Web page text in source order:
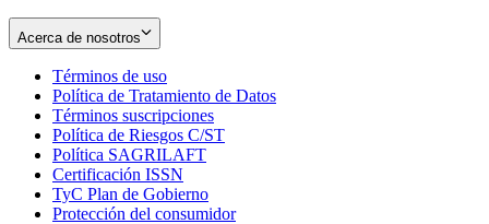
Acerca de nosotros
Términos de uso
in
new
window
Política de Tratamiento de Datos
Términos suscripciones
in
Política de Riesgos C/ST
Política SAGRILAFT
new
window
Certificación ISSN
in
new
TyC Plan de Gobierno
in
Protección del consumidorOpens